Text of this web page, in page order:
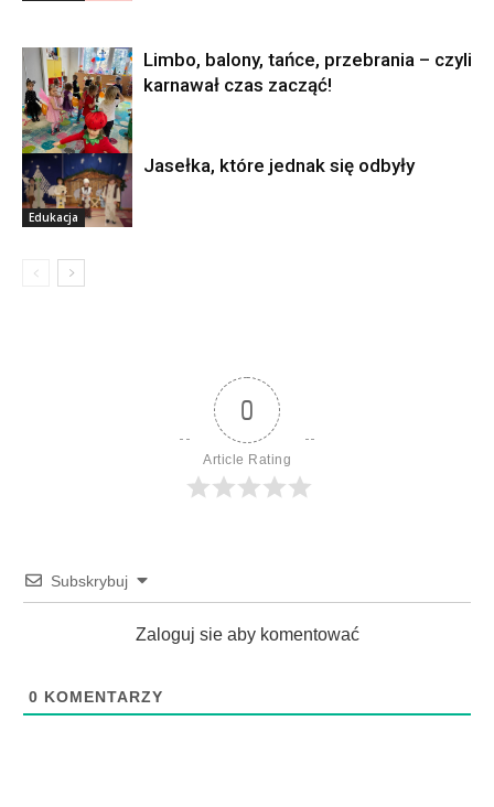
Edukacja
Limbo, balony, tańce, przebrania – czyli
karnawał czas zacząć!
Edukacja
Jasełka, które jednak się odbyły
0
Article Rating
Subskrybuj
Zaloguj sie aby komentować
0 KOMENTARZY